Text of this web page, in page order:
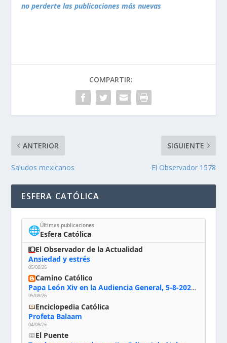
no perderte las publicaciones más nuevas
COMPARTIR:
ANTERIOR
Saludos mexicanos
SIGUIENTE
El Observador 1578
ESFERA CATÓLICA
🌐Últimas publicaciones
Esfera Católica
El Observador de la Actualidad
Ansiedad y estrés
05/08/26
Camino Católico
Papa León Xiv en la Audiencia General, 5-8-2026: «Dios en el primer puesto; la oración, nuestra primera obligación; la liturgia, la primera fuente de la vida divina que se nos comunica, la primera escuela de nuestra vida espiritual»
05/08/26
Enciclopedia Católica
Profeta Balaam
04/08/26
El Puente